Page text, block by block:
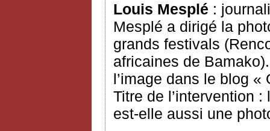
Louis Mesplé :
Mesplé a dirigé la
grands festivals
africaines de
l’image dans le blog
Titre de l’intervention
est-elle aussi une